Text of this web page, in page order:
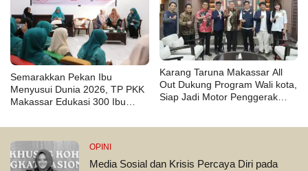
Semarakkan Pekan Ibu
Menyusui Dunia 2026, TP PKK
Makassar Edukasi 300 Ibu
ASI Eksklusif
Karang Taruna Makassar All
Out Dukung Program Wali kota,
Siap Jadi Motor Penggerak
OPINI
Media Sosial dan Krisis Percaya Diri pada